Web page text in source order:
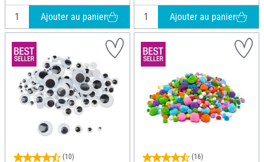
Ajouter au panier Ajouter au panier
(10) (16)